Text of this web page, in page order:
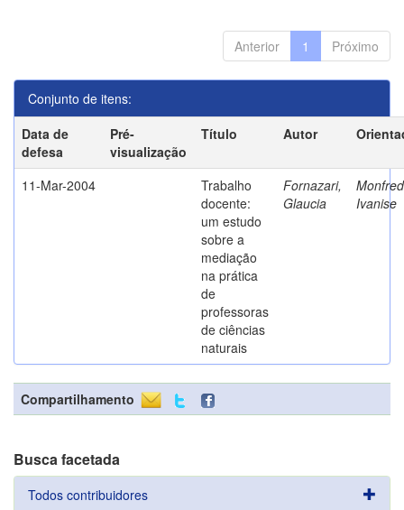
Anterior 1 Próximo
Conjunto de itens:
Data de
defesa
Pré-
visualização
Título Autor
11-Mar-2004
Trabalho
docente:
um estudo
sobre a
mediação
na prática
de
professoras
de ciências
naturais
Fornazari,
Glaucia
Ivanise
Compartilhamento
Busca facetada
Todos contribuidores